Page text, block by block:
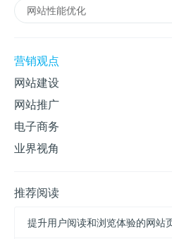
营销观点
网站建设
网站推广
电子商务
业界视角
推荐阅读
提升用户阅读和浏览体验的网站